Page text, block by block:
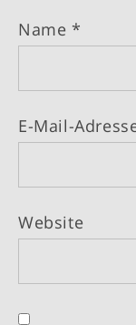
Name *
E-Mail-
Website